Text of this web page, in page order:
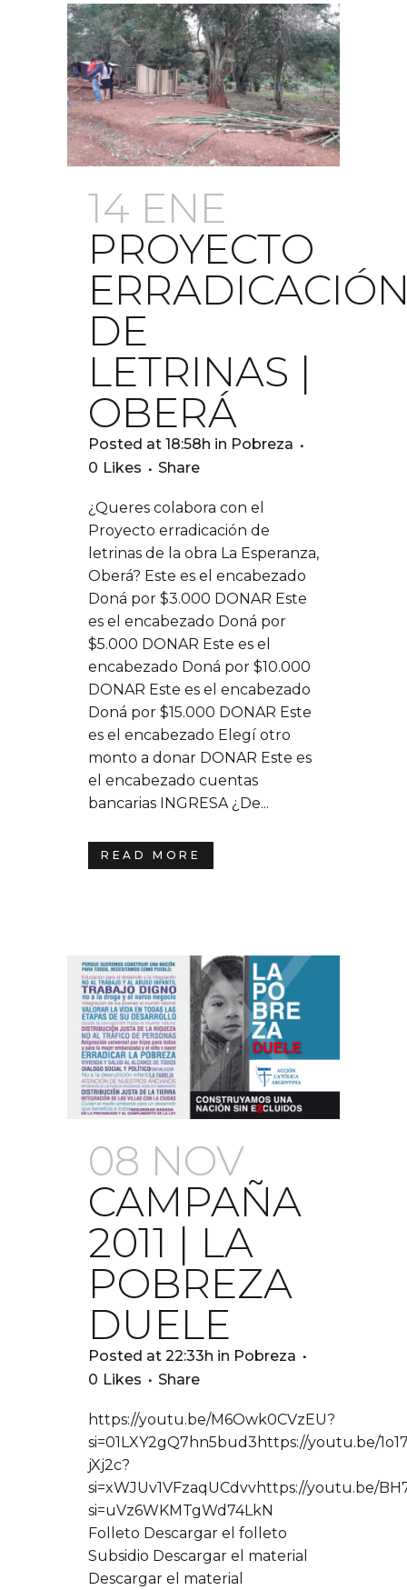
14 ENE
PROYECTO
DE
LETRINAS |
OBERÁ
Posted at 18:58h in Pobreza
0 Likes Share
¿Queres colabora con el
Proyecto erradicación de
letrinas de la obra La Esperanza,
Oberá? Este es el encabezado
Doná por $3.000 DONAR Este
es el encabezado Doná por
$5.000 DONAR Este es el
encabezado Doná por $10.000
DONAR Este es el encabezado
Doná por $15.000 DONAR Este
es el encabezado Elegí otro
monto a donar DONAR Este es
el encabezado cuentas
bancarias INGRESA ¿De...
READ MORE
08 NOV
CAMPAÑA
2011 | LA
POBREZA
DUELE
Posted at 22:33h in Pobreza
0 Likes Share
https://youtu.be/M6Owk0CVzEU?
si=01LXY2gQ7hn5bud3https://youtu.be/
jXj2c?
si=xWJUv1VFzaqUCdvvhttps://youtu.be/
si=uVz6WKMTgWd74LkN
Folleto Descargar el folleto
Subsidio Descargar el material
Descargar el material